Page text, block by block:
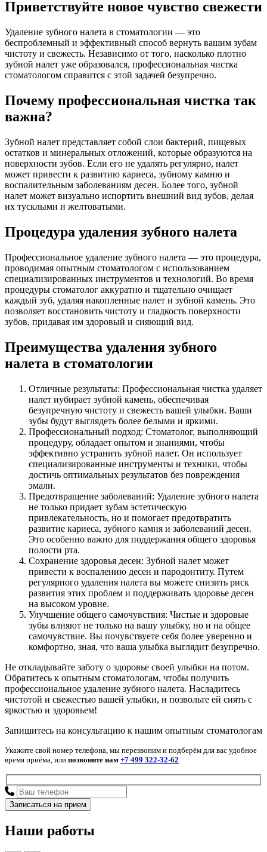
Приветствуйте новое чувство свежести
Удаление зубного налета в стоматологии — это
беспроблемный и эффективный способ вернуть вашим зубам
чистоту и свежесть. Независимо от того, насколько плотно
зубной налет уже образовался, профессиональная чистка
стоматологом справится с этой задачей безупречно.
Почему профессиональная чистка так
важна?
Зубной налет представляет собой слои бактерий, пищевых
остатков и минеральных отложений, которые образуются на
поверхности зубов. Если его не удалять регулярно, налет
может привести к развитию кариеса, зубному камню и
воспалительным заболеваниям десен. Более того, зубной
налет может визуально испортить внешний вид зубов, делая
их тусклыми и желтоватыми.
Процедура удаления зубного налета
Профессиональное удаление зубного налета — это процедура,
проводимая опытным стоматологом с использованием
специализированных инструментов и технологий. Во время
процедуры стоматолог аккуратно и тщательно очищает
каждый зуб, удаляя накопленные налет и зубной камень. Это
позволяет восстановить чистоту и гладкость поверхности
зубов, придавая им здоровый и сияющий вид.
Преимущества удаления зубного
налета в стоматологии
Отличные результаты: Профессиональная чистка удаляет
налет иубирает зубной камень, обеспечивая
безупречную чистоту и свежесть вашей улыбки. Ваши
зубы будут выглядеть более белыми и яркими.
Профессиональный подход: Стоматолог, выполняющий
процедуру, обладает опытом и знаниями, чтобы
эффективно устранить зубной налет. Он использует
специализированные инструменты и техники, чтобы
достичь оптимальных результатов без повреждения
эмали.
Предотвращение заболеваний: Удаление зубного налета
не только придает зубам эстетическую
привлекательность, но и помогает предотвратить
развитие кариеса, зубного камня и заболеваний десен.
Это особенно важно для поддержания общего здоровья
полости рта.
Сохранение здоровья десен: Зубной налет может
привести к воспалению десен и пародонтиту. Путем
регулярного удаления налета вы можете снизить риск
развития этих проблем и поддерживать здоровье десен
на высоком уровне.
Улучшение общего самочувствия: Чистые и здоровые
зубы влияют не только на вашу улыбку, но и на общее
самочувствие. Вы почувствуете себя более уверенно и
комфортно, зная, что ваша улыбка выглядит безупречно.
Не откладывайте заботу о здоровье своей улыбки на потом.
Обратитесь к опытным стоматологам, чтобы получить
профессиональное удаление зубного налета. Насладитесь
чистотой и свежестью вашей улыбки, и позвольте ей сиять с
яркостью и здоровьем!
Запишитесь на консультацию к нашим опытным стоматологам
Укажите свой номер телефона, мы перезвоним и подберём для вас удобное
время приёма, или позвоните нам +7 499 322-32-62
Наши работы